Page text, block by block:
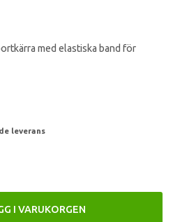
med elastiska band för
leverans
I VARUKORGEN